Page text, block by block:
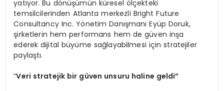
yatıyor. Bu dönüşümün küresel ölçekteki
temsilcilerinden Atlanta merkezli Bright Future
Consultancy Inc. Yönetim Danışmanı Eyüp Doruk,
şirketlerin hem performans hem de güven inşa
ederek dijital büyüme sağlayabilmesi için stratejiler
paylaştı.
“Veri stratejik bir güven unsuru haline geldi”